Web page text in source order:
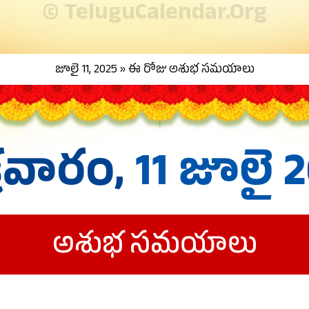
© TeluguCalendar.Org
జూలై 11, 2025 » ఈ రోజు అశుభ సమయాలు
11 జూలై
అశుభ సమయాలు